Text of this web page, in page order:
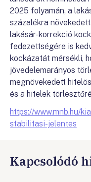
2025 folyamán, a
százalékra
lakásár-korrekció
fedezettségére is
kockázatát mérsékli,
jövedelemarányos
megnövekedett
és a hitelek
https://www.mnb.hu/
stabilitasi-jelentes
Kapcsolódó